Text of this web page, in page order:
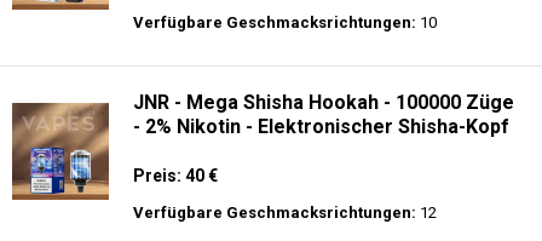
Verfügbare Geschmacksrichtungen: 10
JNR - Mega Shisha Hookah - 100000 Züge
- 2% Nikotin - Elektronischer Shisha-Kopf
Preis: 40 €
Verfügbare Geschmacksrichtungen: 12